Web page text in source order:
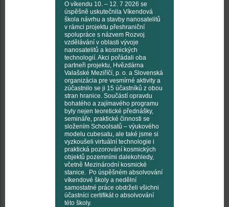
O víkendu 10. – 12. 7 2026 se
úspěšně uskutečnila Víkendová
škola návrhu a stavby nanosatelitů
v rámci projektu přeshraniční
spolupráce s názvem Rozvoj
vzdělávání v oblasti vývoje
nanosatelitů a kosmických
technologií. Akci pořádali oba
partneři projektu, Hvězdárna
Valašské Meziříčí, p. o. a Slovenská
organizácia pre vesmírné aktivity a
zúčastnilo se ji 15 účastníků z obou
stran hranice. Součástí opravdu
bohatého a zajímavého programu
byly nejen teoretické přednášky,
semináře, praktické činnosti se
složením Schoolsatů – výukového
modelu cubesatu, ale také jsme si
vyzkoušeli virtuální technologie i
praktická pozorování kosmických
objektů pozemními dalekohledy,
včetně Mezinárodní kosmické
stanice. Po úspěšném absolvování
víkendové školy a nedělní
samostatné práce obdrželi všichni
účastníci certifikát o absolvování
této školy.